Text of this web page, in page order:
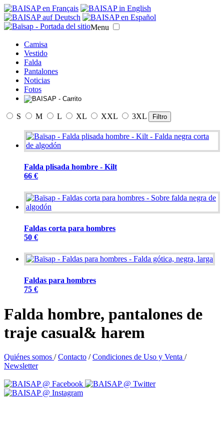
Menu
Camisa
Vestido
Falda
Pantalones
Noticias
Fotos
S M L XL XXL 3XL Filtro
Falda plisada hombre - Kilt
66 €
Faldas corta para hombres
50 €
Faldas para hombres
75 €
Falda hombre, pantalones de
traje casual& harem
Quiénes somos /Contacto /Condiciones de Uso y Venta /
Newsletter